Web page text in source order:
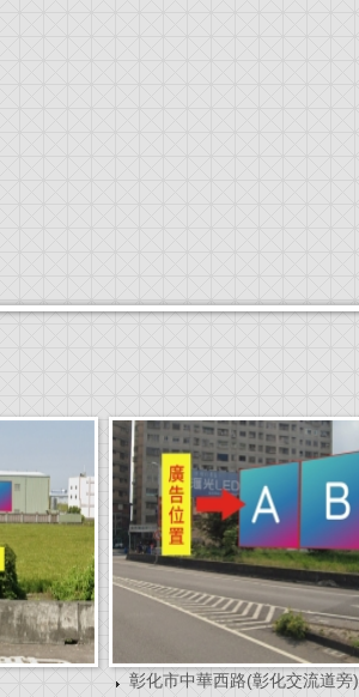
彰化市中華西路(彰化交流道旁)